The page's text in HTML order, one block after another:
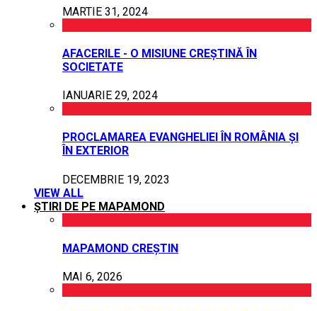
MARTIE 31, 2024
AFACERILE - O MISIUNE CREȘTINĂ ÎN
SOCIETATE
IANUARIE 29, 2024
PROCLAMAREA EVANGHELIEI ÎN ROMÂNIA ȘI
ÎN EXTERIOR
DECEMBRIE 19, 2023
VIEW ALL
ȘTIRI DE PE MAPAMOND
MAPAMOND CREȘTIN
MAI 6, 2026